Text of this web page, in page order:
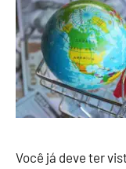
Você já deve ter